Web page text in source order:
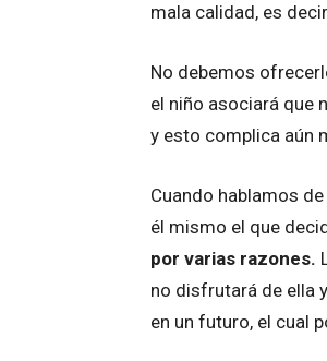
mala calidad, es
No debemos
el niño asociará que
y esto complica aún
Cuando hablamos
él mismo el que
por varias razones.
no disfrutará de ella
en un futuro, el cual